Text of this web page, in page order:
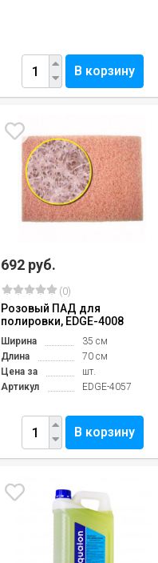
В корзину
692 руб.
(0)
Розовый ПАД для
полировки, EDGE-4008
Ширина
35 см
Длина
70 см
Цена за
шт.
Артикул
EDGE-4057
В корзину